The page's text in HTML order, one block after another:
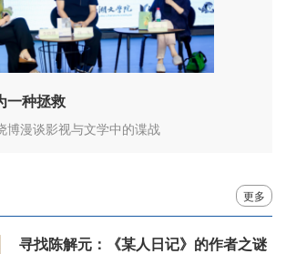
一种拯救
博漫谈影视与文学中的谍战
更多
寻找陈解元：《某人日记》的作者之谜